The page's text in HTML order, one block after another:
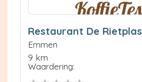
Restaurant De Rietplas
Emmen
9 km
Waardering: